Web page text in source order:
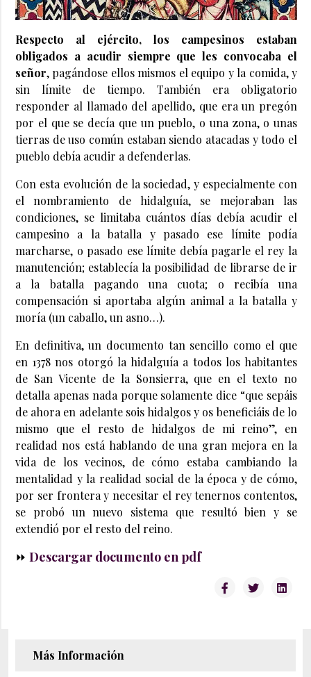
Respecto al ejército, los campesinos estaban
obligados a acudir siempre que les convocaba el
señor, pagándose ellos mismos el equipo y la comida, y
sin límite de tiempo. También era obligatorio
responder al llamado del apellido, que era un pregón
por el que se decía que un pueblo, o una zona, o unas
tierras de uso común estaban siendo atacadas y todo el
pueblo debía acudir a defenderlas.
Con esta evolución de la sociedad, y especialmente con
el nombramiento de hidalguía, se mejoraban las
condiciones, se limitaba cuántos días debía acudir el
campesino a la batalla y pasado ese límite podía
marcharse, o pasado ese límite debía pagarle el rey la
manutención; establecía la posibilidad de librarse de ir
a la batalla pagando una cuota; o recibía una
compensación si aportaba algún animal a la batalla y
moría (un caballo, un asno…).
En definitiva, un documento tan sencillo como el que
en 1378 nos otorgó la hidalguía a todos los habitantes
de San Vicente de la Sonsierra, que en el texto no
detalla apenas nada porque solamente dice “que sepáis
de ahora en adelante sois hidalgos y os beneficiáis de lo
mismo que el resto de hidalgos de mi reino”, en
realidad nos está hablando de una gran mejora en la
vida de los vecinos, de cómo estaba cambiando la
mentalidad y la realidad social de la época y de cómo,
por ser frontera y necesitar el rey tenernos contentos,
se probó un nuevo sistema que resultó bien y se
extendió por el resto del reino.
⏩ Descargar documento en pdf
Más Información